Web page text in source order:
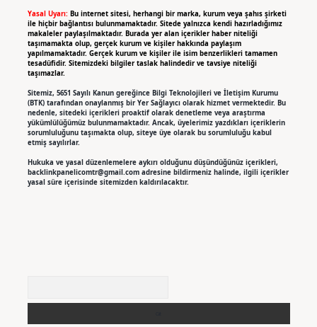
Yasal Uyarı: Bu internet sitesi, herhangi bir marka, kurum veya şahıs şirketi
ile hiçbir bağlantısı bulunmamaktadır. Sitede yalnızca kendi hazırladığımız
makaleler paylaşılmaktadır. Burada yer alan içerikler haber niteliği
taşımamakta olup, gerçek kurum ve kişiler hakkında paylaşım
yapılmamaktadır. Gerçek kurum ve kişiler ile isim benzerlikleri tamamen
tesadüfidir. Sitemizdeki bilgiler taslak halindedir ve tavsiye niteliği
taşımazlar.
Sitemiz, 5651 Sayılı Kanun gereğince Bilgi Teknolojileri ve İletişim Kurumu
(BTK) tarafından onaylanmış bir Yer Sağlayıcı olarak hizmet vermektedir. Bu
nedenle, sitedeki içerikleri proaktif olarak denetleme veya araştırma
yükümlülüğümüz bulunmamaktadır. Ancak, üyelerimiz yazdıkları içeriklerin
sorumluluğunu taşımakta olup, siteye üye olarak bu sorumluluğu kabul
etmiş sayılırlar.
Hukuka ve yasal düzenlemelere aykırı olduğunu düşündüğünüz içerikleri,
backlinkpanelicomtr@gmail.comadresine bildirmeniz halinde, ilgili içerikler
yasal süre içerisinde sitemizden kaldırılacaktır.